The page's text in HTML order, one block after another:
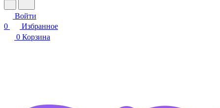
Войти
0
Избранное
0 Корзина